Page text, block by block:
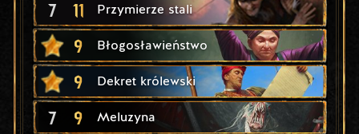
7 11 Przymierze stali
9 Błogosławieństwo
9 Dekret królewski
7 9 Meluzyna